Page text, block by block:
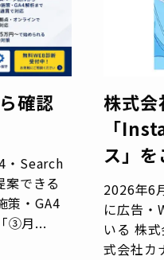
確認
・Search
できる
策・GA4
③月...
株式会
「
ス」
2026年6
に広告・
いる 株
式会社カ